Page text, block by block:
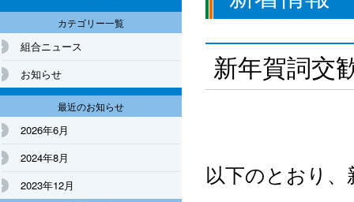
新年賀詞交
以下のとおり
カテゴリー一覧
組合ニュース
お知らせ
最近のお知らせ
2026年6月
2024年8月
2023年12月